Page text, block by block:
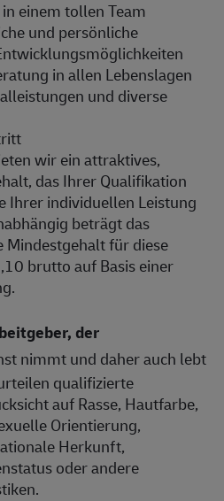
einem tollen Team
und persönliche
in allen Lebenslagen
und diverse
wir ein attraktives,
das Ihrer Qualifikation
Ihrer individuellen Leistung
beträgt das
für diese
brutto auf Basis einer
der
nimmt und daher auch lebt
qualifizierte
auf Rasse, Hautfarbe,
Orientierung,
Herkunft,
oder andere